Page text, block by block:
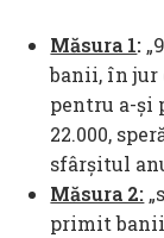
Măsura 1:
banii, în jur
pentru a-și
22.000,
sfârșitul
Măsura 2:
primit